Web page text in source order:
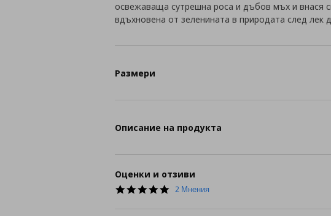
освежаваща сутрешна роса и дъбов мъх и внася
вдъхновена от зеленината в природата след лек
Размери
Описание на продукта
Оценки и отзиви
5.0
2 Мнения